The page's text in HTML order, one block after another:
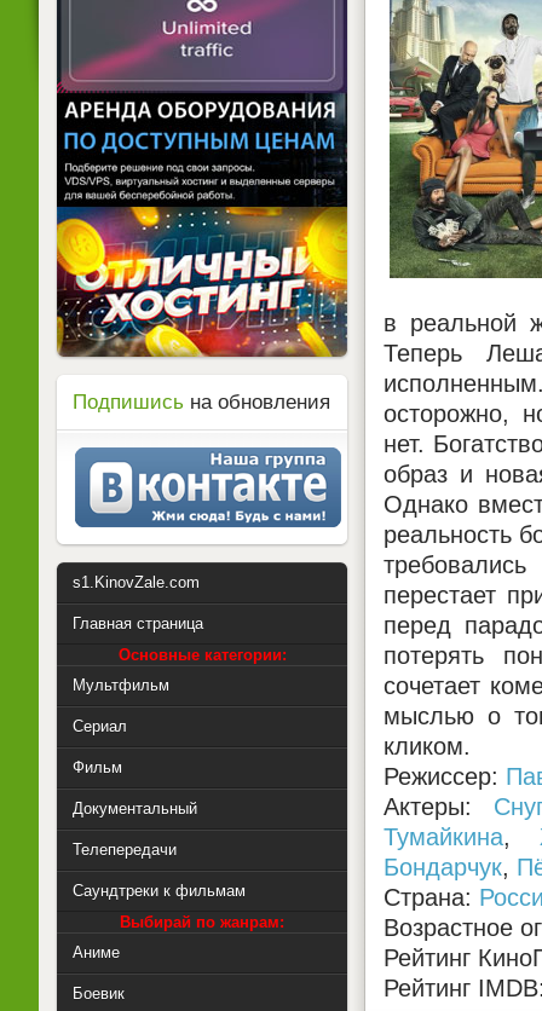
в реальной
Теперь
осторожно,
нет.
образ и
Однако
реальность
перестает
перед
потерять
сочетает
мыслью о
кликом.
Режиссер:
Актеры:
Тумайкина,
Бондарчук,
Страна:
Возрастное
Рейтинг
Рейтинг
Подпишись на обновления
s1.KinovZale.com
Главная страница
Основные категории:
Мультфильм
Сериал
Фильм
Документальный
Телепередачи
Саундтреки к фильмам
Выбирай по жанрам:
Аниме
Боевик